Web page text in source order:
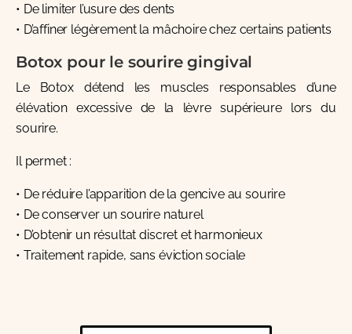
• De limiter l’usure des dents
• D’affiner légèrement la mâchoire chez certains patients
Botox pour le sourire gingival
Le Botox détend les muscles responsables d’une
élévation excessive de la lèvre supérieure lors du
sourire.
Il permet :
• De réduire l’apparition de la gencive au sourire
• De conserver un sourire naturel
• D’obtenir un résultat discret et harmonieux
• Traitement rapide, sans éviction sociale